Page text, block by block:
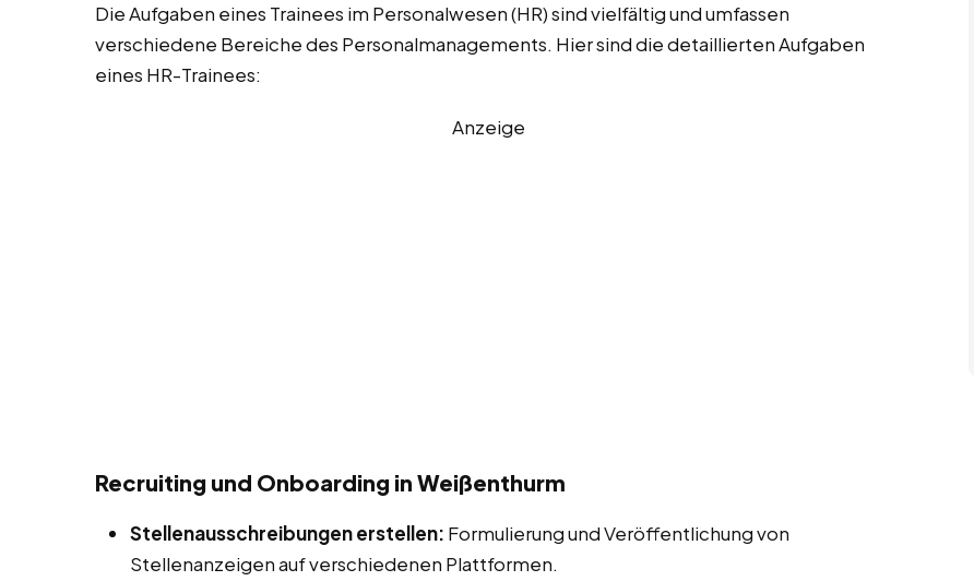
Die Aufgaben eines Trainees im Personalwesen (HR) sind vielfältig und umfassen
verschiedene Bereiche des Personalmanagements. Hier sind die detaillierten Aufgaben
eines HR-Trainees:
Anzeige
Recruiting und Onboarding in Weißenthurm
Stellenausschreibungen erstellen: Formulierung und Veröffentlichung von
Stellenanzeigen auf verschiedenen Plattformen.